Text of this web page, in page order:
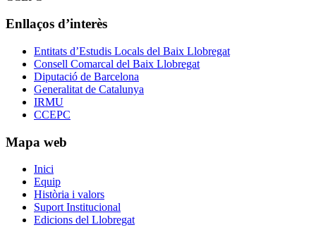
Enllaços d’interès
Entitats d’Estudis Locals del Baix Llobregat
Consell Comarcal del Baix Llobregat
Diputació de Barcelona
Generalitat de Catalunya
IRMU
CCEPC
Mapa web
Inici
Equip
Història i valors
Suport Institucional
Edicions del Llobregat